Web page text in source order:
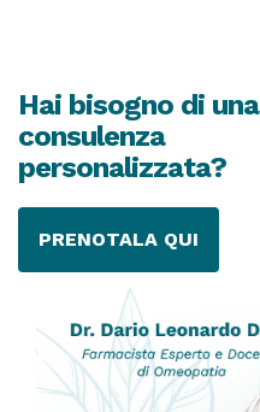
Hai bisogno di una
consulenza
personalizzata?
PRENOTALA QUI